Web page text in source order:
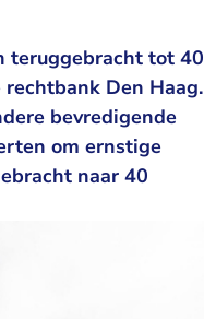
teruggebracht tot 40
Den Haag.
bevredigende
om ernstige
naar 40